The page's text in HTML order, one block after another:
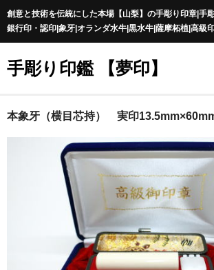
創意と技術を伝統にした本場【山梨】の手彫り印章|手
銀行印・認印|象牙|オランダ水牛|黒水牛|薩摩柘植|高級
手彫り印鑑 【夢印】
夢印TOP
印章の本場 山梨
一級印章彫刻技能士
本象牙（横目芯持） 実印